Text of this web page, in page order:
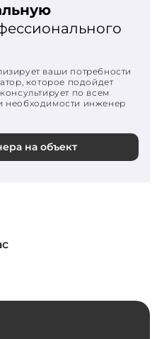
ваши потребности
которое подойдет
по всем
необходимости инженер
на объект